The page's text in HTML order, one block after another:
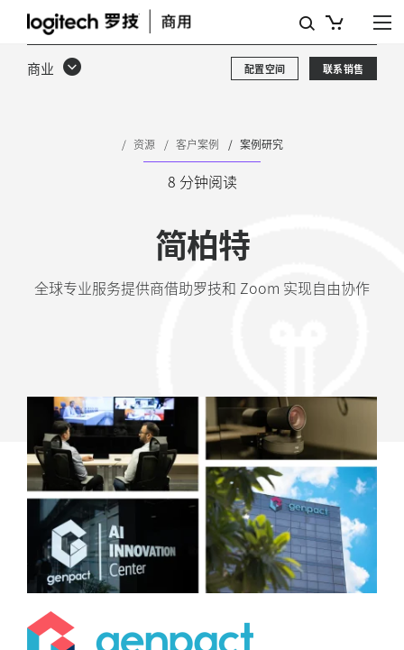
LOGITECH
和
混
协
作
体
验
商业 联系销售
配置空间
资源 客户案例 案例研究
8 分钟阅读
简柏特
全球专业服务提供商借助罗技和 Zoom 实现自由协作